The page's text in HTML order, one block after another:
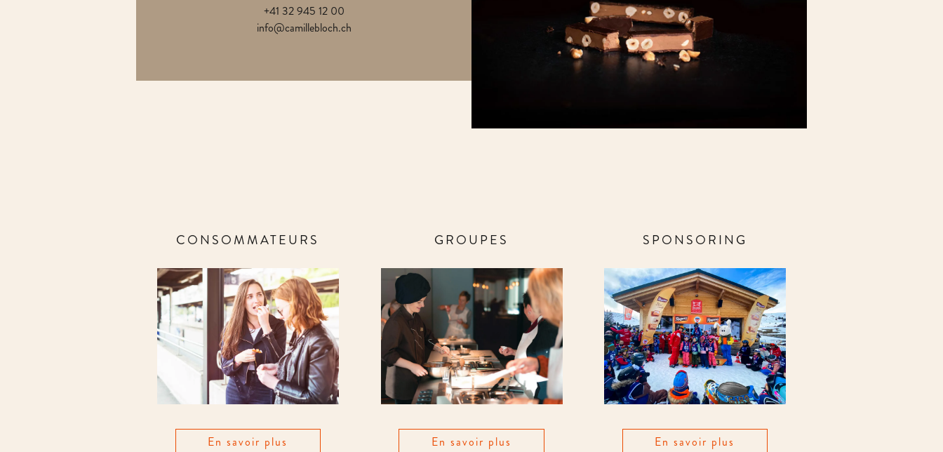
+41 32 945 12 00
info@camillebloch.ch
CONSOMMATEURS
En savoir plus
GROUPES
En savoir plus
SPONSORING
En savoir plus